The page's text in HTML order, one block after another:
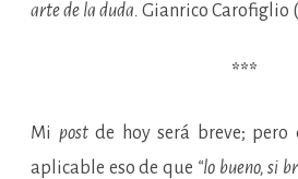
arte de la duda. Gianrico Carofiglio
***
Mi postde hoy será breve; pero
aplicable eso de que “lo bueno, si